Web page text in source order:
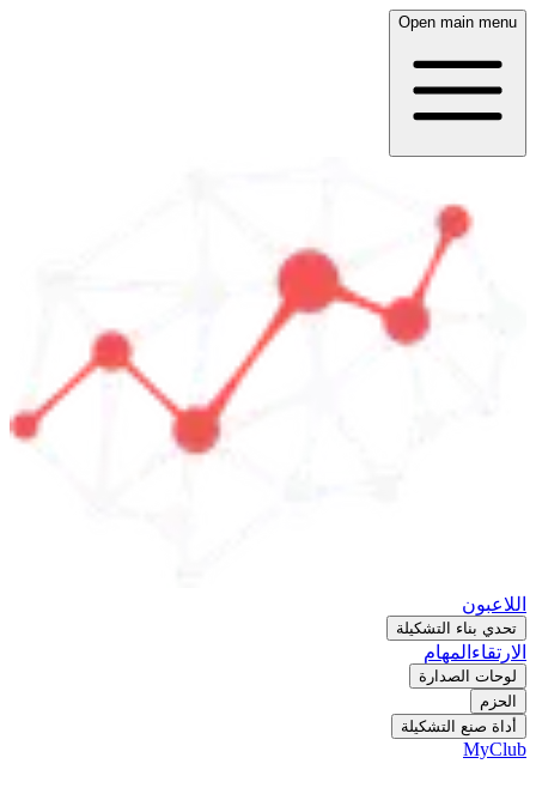
Open main menu
اللاعبون
تحدي بناء التشكيلة
الارتقاء المهام
لوحات الصدارة
الحزم
أداة صنع التشكيلة
MyClub